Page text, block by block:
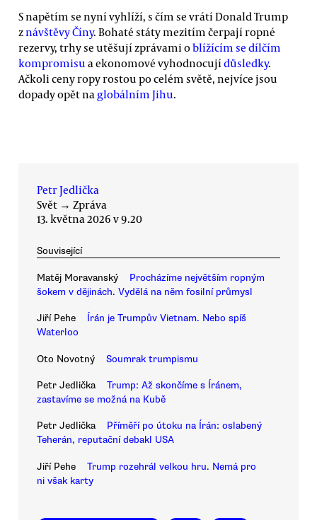
S napětím se nyní vyhlíží, s čím se vrátí Donald Trump
znávštěvy Číny. Bohaté státy mezitím čerpají ropné
rezervy, trhy se utěšují zprávami oblížícím se dílčím
kompromisu a ekonomové vyhodnocují důsledky.
Ačkoli ceny ropy rostou po celém světě, nejvíce jsou
dopady opět na globálním Jihu.
Petr Jedlička
Svět → Zpráva
13. května 2026 v 9.20
Související
Matěj Moravanský
Procházíme největším ropným
šokem v dějinách. Vydělá na něm fosilní průmysl
Jiří Pehe
Írán je Trumpův Vietnam. Nebo spíš
Waterloo
Oto Novotný Soumrak trumpismu
Petr Jedlička
Trump: Až skončíme s Íránem,
zastavíme se možná na Kubě
Petr Jedlička
Příměří po útoku na Írán: oslabený
Teherán, reputační debakl USA
Jiří Pehe
Trump rozehrál velkou hru. Nemá pro
ni však karty